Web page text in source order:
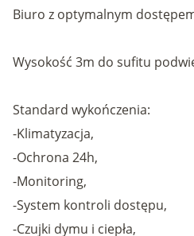
Biuro z optymalnym
Wysokość 3m do sufitu
Standard wykończenia:
-Klimatyzacja,
-Ochrona 24h,
-Monitoring,
-System kontroli dostępu,
-Czujki dymu i ciepła,